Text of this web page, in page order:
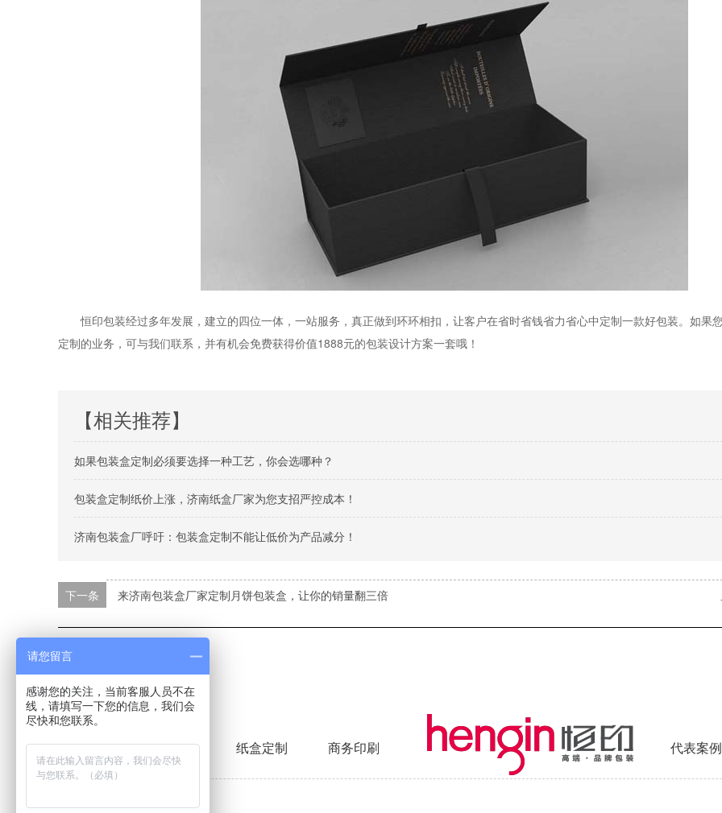
恒印包装经过多年发展，建立的四位一体，一站服务，真正做到环环相扣，让客户在省时省钱省力省心中定制一款好包装。如果
定制的业务，可与我们联系，并有机会免费获得价值1888元的包装设计方案一套哦！
【相关推荐】
如果包装盒定制必须要选择一种工艺，你会选哪种？
包装盒定制纸价上涨，济南纸盒厂家为您支招严控成本！
济南包装盒厂呼吁：包装盒定制不能让低价为产品减分！
下一条 来济南包装盒厂家定制月饼包装盒，让你的销量翻三倍
首页 礼盒定制 纸盒定制 商务印刷 代表案例
请您留言
感谢您的关注，当前客服人员不在
线，请填写一下您的信息，我们会
尽快和您联系。